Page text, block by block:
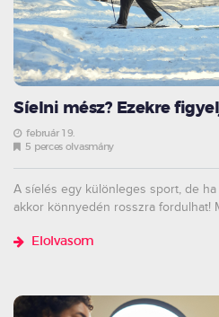
Síelni mész? Ezekre
február 19.
5 perces olvasmány
A síelés egy különleges sport, de
akkor könnyedén rosszra fordulhat!
Elolvasom